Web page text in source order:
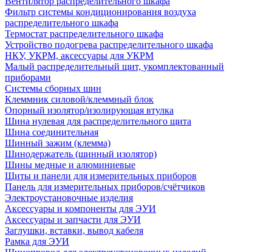
Фильтр системы кондиционирования воздуха
распределительного шкафа
Термостат распределительного шкафа
Устройство подогрева распределительного шкафа
НКУ, УКРМ, аксессуары для УКРМ
Малый распределительный щит, укомплектованный
приборами
Системы сборных шин
Клеммник силовой/клеммный блок
Опорный изолятор/изолирующая втулка
Шина нулевая для распределительного щита
Шина соединительная
Шинный зажим (клемма)
Шинодержатель (шинный изолятор)
Шины медные и алюминиевые
Щиты и панели для измерительных приборов
Панель для измерительных приборов/счётчиков
Электроустановочные изделия
Аксессуары и компоненты для ЭУИ
Аксессуары и запчасти для ЭУИ
Заглушки, вставки, вывод кабеля
Рамка для ЭУИ